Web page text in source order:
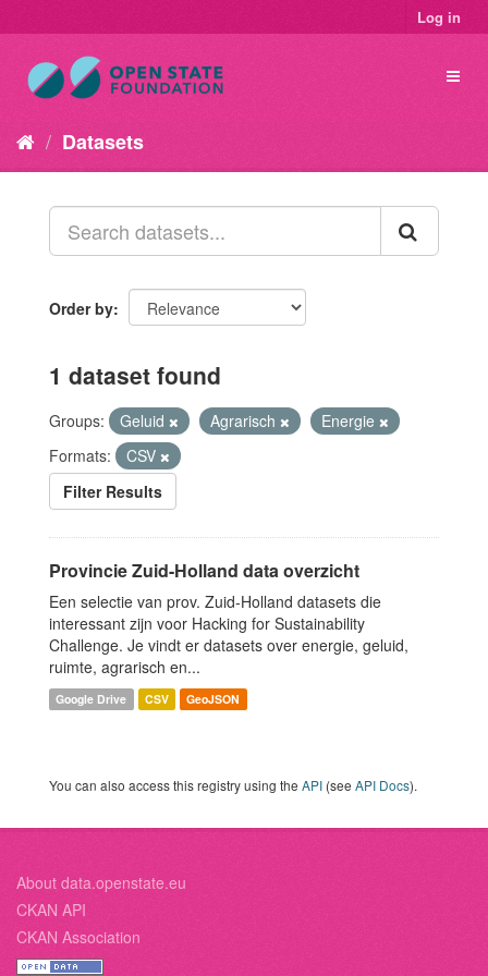
Log in
Datasets
Order by
1 dataset found
Groups: Geluid Agrarisch
Energie
Formats:
CSV
Filter Results
Provincie Zuid-Holland data overzicht
Een selectie van prov. Zuid-Holland datasets die
interessant zijn voor Hacking for Sustainability
Challenge. Je vindt er datasets over energie, geluid,
ruimte, agrarisch en...
Google Drive CSV GeoJSON
You can also access this registry using the API (see API Docs).
About data.openstate.eu
CKAN API
CKAN Association